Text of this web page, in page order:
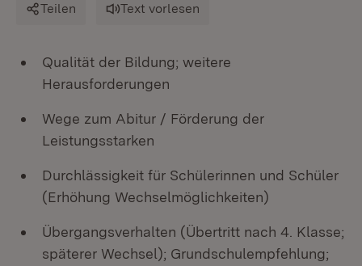
Teilen Text vorlesen
Qualität der Bildung; weitere
Herausforderungen
Wege zum Abitur / Förderung der
Leistungsstarken
Durchlässigkeit für Schülerinnen und Schüler
(Erhöhung Wechselmöglichkeiten)
Übergangsverhalten (Übertritt nach 4. Klasse;
späterer Wechsel); Grundschulempfehlung;